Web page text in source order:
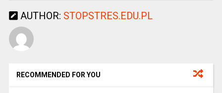
AUTHOR: STOPSTRES.EDU.PL
RECOMMENDED FOR YOU